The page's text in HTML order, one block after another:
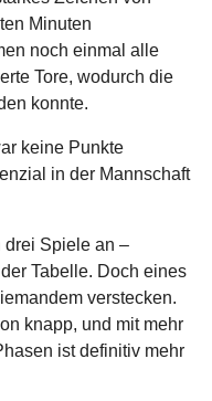
Minuten
noch einmal alle
Tore, wodurch die
konnte.
keine Punkte
in der Mannschaft
drei Spiele an –
Tabelle. Doch eines
verstecken.
knapp, und mit mehr
ist definitiv mehr